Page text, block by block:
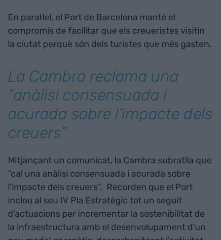
En paral·lel, el Port de Barcelona manté el
compromís de facilitar que els creueristes visitin
la ciutat perquè són dels turistes que més gasten.
La Cambra reclama una
“anàlisi consensuada i
acurada sobre l’impacte dels
creuers”
Mitjançant un comunicat, la Cambra subratlla que
“cal una anàlisi consensuada i acurada sobre
l’impacte dels creuers”. Recorden que el Port
inclou al seu IV Pla Estratègic tot un seguit
d’actuacions per incrementar la sostenibilitat de
la infraestructura amb el desenvolupament d’un